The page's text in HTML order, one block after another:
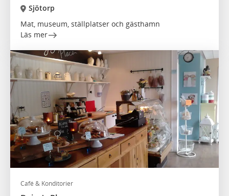
Sjötorp
Mat, museum, ställplatser och gästhamn
Läs mer
Café & Konditorier